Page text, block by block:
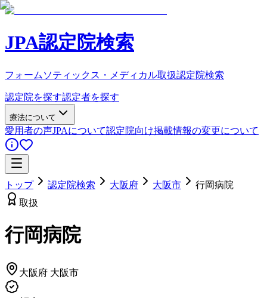
JPA認定院検索
フォームソティックス・メディカル取扱認定院検索
認定院を探す認定者を探す
療法について
愛用者の声JPAについて認定院向け掲載情報の変更について
トップ 認定院検索 大阪府 大阪市
行岡病院
取扱
行岡病院
大阪府 大阪市